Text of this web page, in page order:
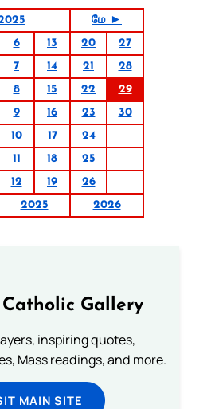
மே ►
6 13 20
27
7 14 21
28
8 15 22
29
9 16 23
30
10 17
24
11 18
25
12 19
26
2025 2026
Catholic Gallery
inspiring quotes,
Mass readings, and more.
MAIN SITE